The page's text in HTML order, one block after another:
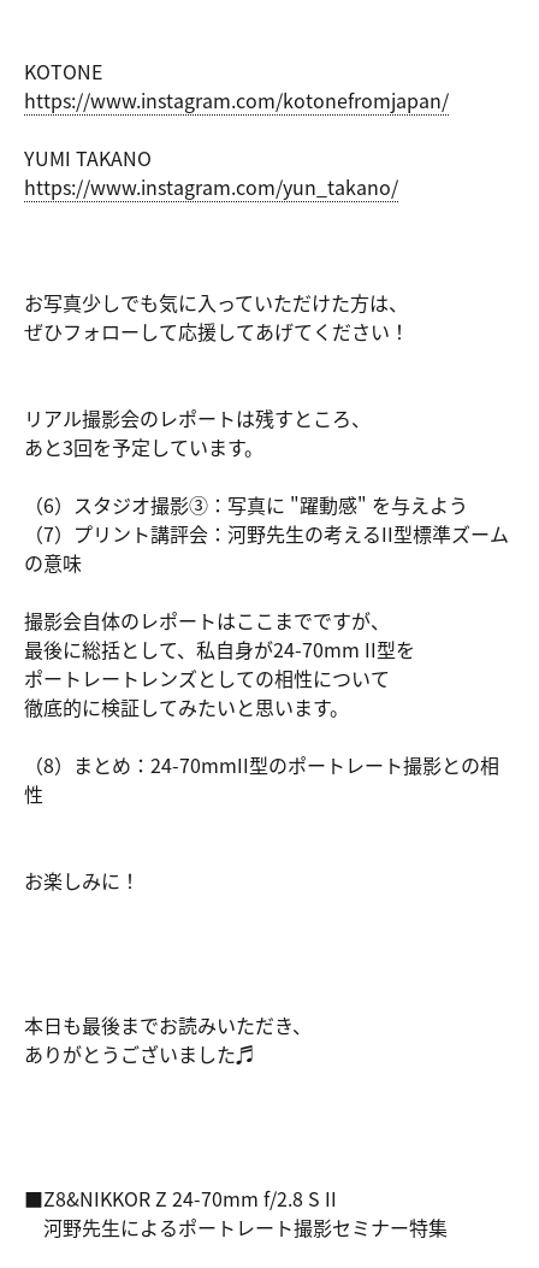
KOTONE
https://www.instagram.com/kotonefromjapan/
YUMI TAKANO
https://www.instagram.com/yun_ takano/
お写真少しでも気に入っていただけた方は、
ぜひフォローして応援してあげてください！
リアル撮影会のレポートは残すところ、
あと3回を予定しています。
（6）スタジオ撮影③：写真に "躍動感" を与えよう
（7）プリント講評会：河野先生の考えるII型標準ズーム
の意味
撮影会自体のレポートはここまでですが、
最後に総括として、私自身が24-70mm II型を
ポートレートレンズとしての相性について
徹底的に検証してみたいと思います。
（8）まとめ：24-70mmII型のポートレート撮影との相
性
お楽しみに！
本日も最後までお読みいただき、
ありがとうございました♬
■Z8&NIKKOR Z 24-70mm f/2.8 S II
河野先生によるポートレート撮影セミナー特集